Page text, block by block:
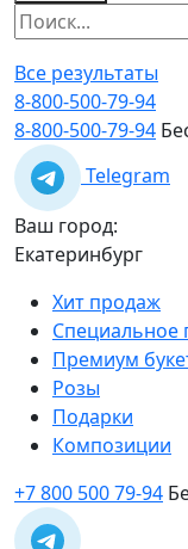
Все результаты
8-800-500-79-94
8-800-500-79-94
Telegram
Ваш город:
Екатеринбург
Хит продаж
Специальное
Премиум
Розы
Подарки
Композиции
+7 800 500 79-94